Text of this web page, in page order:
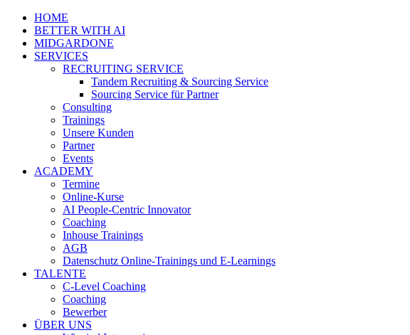
HOME
BETTER WITH AI
MIDGARDONE
SERVICES
RECRUITING SERVICE
Tandem Recruiting & Sourcing Service
Sourcing Service für Partner
Consulting
Trainings
Unsere Kunden
Partner
Events
ACADEMY
Termine
Online-Kurse
AI People-Centric Innovator
Coaching
Inhouse Trainings
AGB
Datenschutz Online-Trainings und E-Learnings
TALENTE
C-Level Coaching
Coaching
Bewerber
ÜBER UNS